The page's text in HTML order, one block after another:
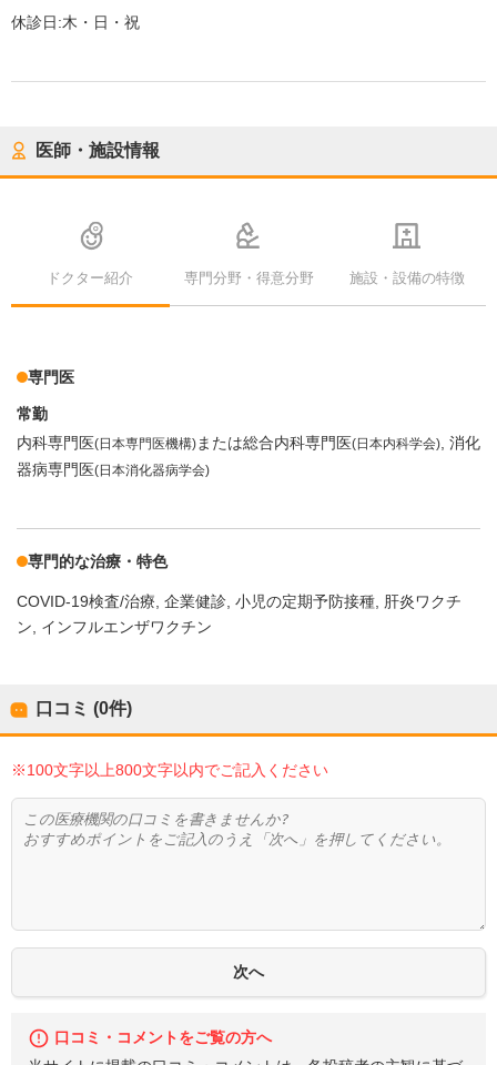
休診日:木・日・祝
医師・施設情報
ドクター紹介 専門分野・得意分野 施設・設備の特徴
専門医
常勤
内科専門医(日本専門医機構)または総合内科専門医(日本内科学会) 消化
器病専門医(日本消化器病学会)
専門的な治療・特色
COVID-19検査/治療 企業健診 小児の定期予防接種
肝炎ワクチ
ン
インフルエンザワクチン
口コミ (0件)
※100文字以上800文字以内でご記入ください
口コミ・コメントをご覧の方へ